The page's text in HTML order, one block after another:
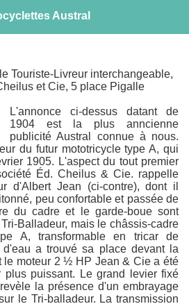
Austral
L'annonce ci-dessus datant de
1904 est la plus anncienne
publicité Austral connue à nous.
du futur mototricycle type A, qui
1905. L'aspect du tout premier
Éd. Cheilus & Cie. rappelle
d'Albert Jean (ci-contre), dont il
peu confortable et passée de
du cadre et le garde-boue sont
Balladeur, mais le châssis-cadre
A, transformable en tricar de
d'eau a trouvé sa place devant la
le moteur 2 ½ HP Jean & Cie a été
plus puissant. Le grand levier fixé
la présence d'un embrayage
le Tri-balladeur. La transmission